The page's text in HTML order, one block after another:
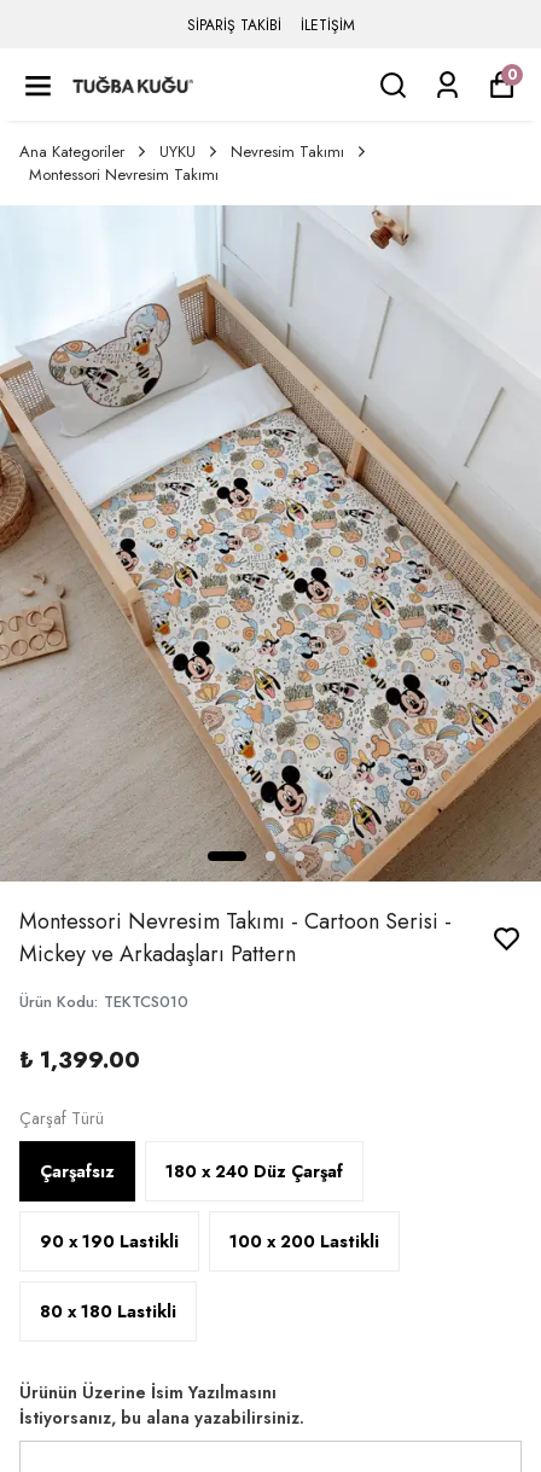
SİPARİŞ TAKİBİ İLETİŞİM
0
Ana Kategoriler UYKU
Nevresim Takımı
Montessori Nevresim Takımı
Montessori Nevresim Takımı - Cartoon Serisi -
Mickey ve Arkadaşları Pattern
Ürün Kodu: TEKTCS010
₺ 1,399.00
Çarşaf Türü
Çarşafsız 180 x 240 Düz Çarşaf
90 x 190 Lastikli 100 x 200 Lastikli
80 x 180 Lastikli
Ürünün Üzerine İsim Yazılmasını
İstiyorsanız, bu alana yazabilirsiniz.